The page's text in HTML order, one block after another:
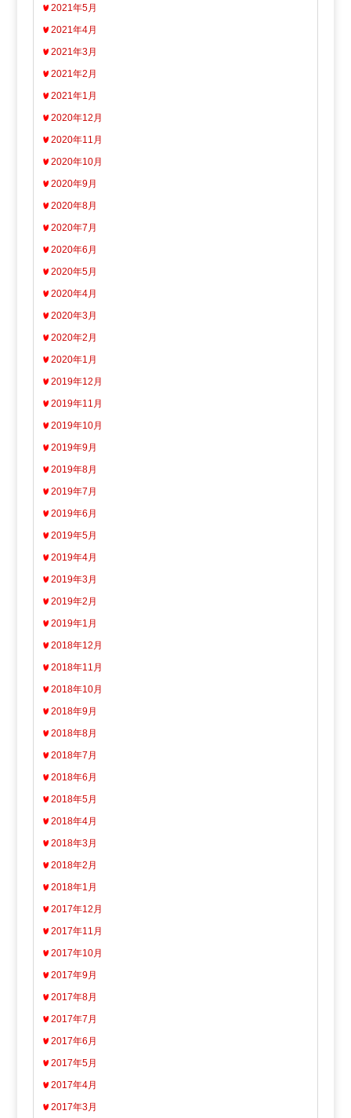
2021年5月
2021年4月
2021年3月
2021年2月
2021年1月
2020年12月
2020年11月
2020年10月
2020年9月
2020年8月
2020年7月
2020年6月
2020年5月
2020年4月
2020年3月
2020年2月
2020年1月
2019年12月
2019年11月
2019年10月
2019年9月
2019年8月
2019年7月
2019年6月
2019年5月
2019年4月
2019年3月
2019年2月
2019年1月
2018年12月
2018年11月
2018年10月
2018年9月
2018年8月
2018年7月
2018年6月
2018年5月
2018年4月
2018年3月
2018年2月
2018年1月
2017年12月
2017年11月
2017年10月
2017年9月
2017年8月
2017年7月
2017年6月
2017年5月
2017年4月
2017年3月